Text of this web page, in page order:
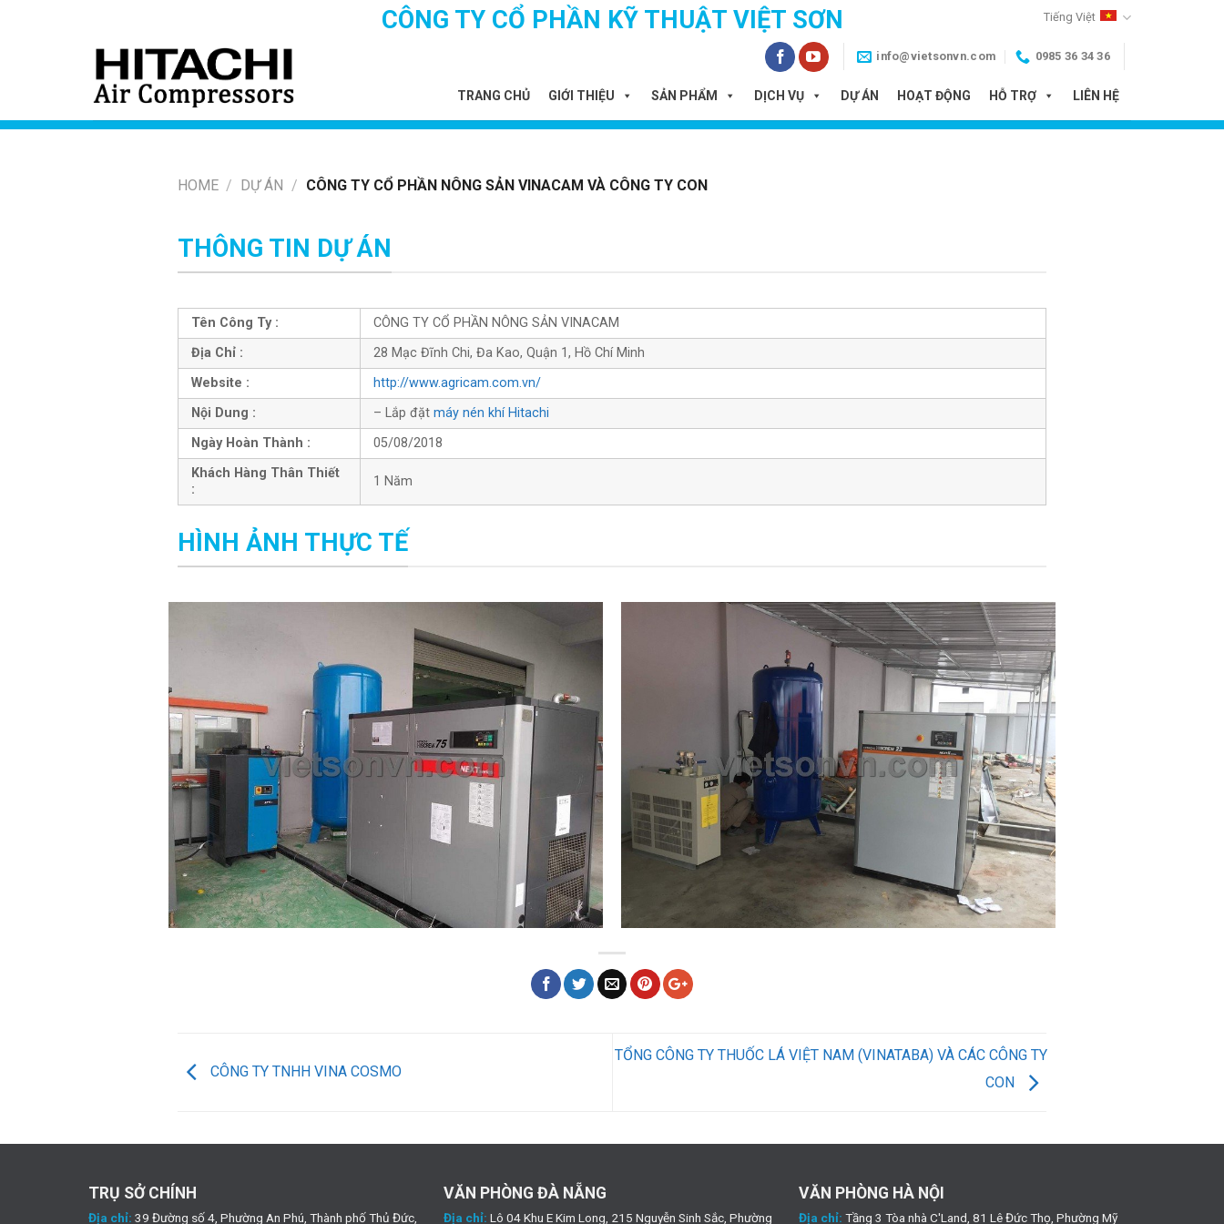
CÔNG TY CỔ PHẦN KỸ THUẬT VIỆT SƠN Tiếng Việt
info@vietsonvn.com 0985 36 34 36
TRANG CHỦ GIỚI THIỆU SẢN PHẨM DỊCH VỤ DỰ ÁN HOẠT ĐỘNG HỖ TRỢ LIÊN HỆ
HOME / DỰ ÁN / CÔNG TY CỔ PHẦN NÔNG SẢN VINACAM VÀ CÔNG TY CON
THÔNG TIN DỰ ÁN
Tên Công Ty :
CÔNG TY CỔ PHẦN NÔNG SẢN VINACAM
Địa Chỉ :
28 Mạc Đĩnh Chi, Đa Kao, Quận 1, Hồ Chí Minh
Website :
http://www.agricam.com.vn/
Nội Dung :
– Lắp đặt máy nén khí Hitachi
Ngày Hoàn Thành :
05/08/2018
Khách Hàng Thân Thiết
:
1 Năm
HÌNH ẢNH THỰC TẾ
CÔNG TY TNHH VINA COSMO
TỔNG CÔNG TY THUỐC LÁ VIỆT NAM (VINATABA) VÀ CÁC CÔNG TY
CON
TRỤ SỞ CHÍNH
Địa chỉ: 39 Đường số 4, Phường An Phú, Thành phố Thủ Đức,
VĂN PHÒNG ĐÀ NẴNG
Địa chỉ: Lô 04 Khu E Kim Long, 215 Nguyễn Sinh Sắc, Phường
VĂN PHÒNG HÀ NỘI
Địa chỉ: Tầng 3 Tòa nhà C'Land, 81 Lê Đức Thọ, Phường Mỹ